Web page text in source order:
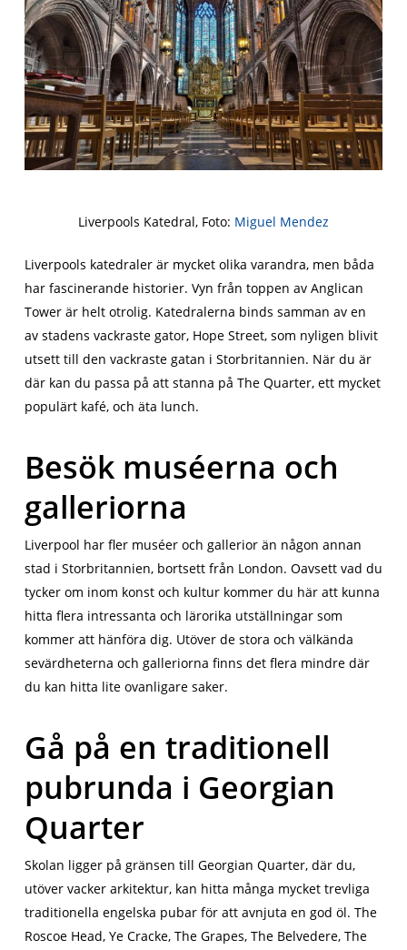
Liverpools Katedral, Foto: Miguel Mendez
Liverpools katedraler är mycket olika varandra, men båda
har fascinerande historier. Vyn från toppen av Anglican
Tower är helt otrolig. Katedralerna binds samman av en
av stadens vackraste gator, Hope Street, som nyligen blivit
utsett till den vackraste gatan i Storbritannien. När du är
där kan du passa på att stanna på The Quarter, ett mycket
populärt kafé, och äta lunch.
Besök muséerna och
galleriorna
Liverpool har fler muséer och gallerior än någon annan
stad i Storbritannien, bortsett från London. Oavsett vad du
tycker om inom konst och kultur kommer du här att kunna
hitta flera intressanta och lärorika utställningar som
kommer att hänföra dig. Utöver de stora och välkända
sevärdheterna och galleriorna finns det flera mindre där
du kan hitta lite ovanligare saker.
Gå på en traditionell
pubrunda i Georgian
Quarter
Skolan ligger på gränsen till Georgian Quarter, där du,
utöver vacker arkitektur, kan hitta många mycket trevliga
traditionella engelska pubar för att avnjuta en god öl. The
Roscoe Head, Ye Cracke, The Grapes, The Belvedere, The